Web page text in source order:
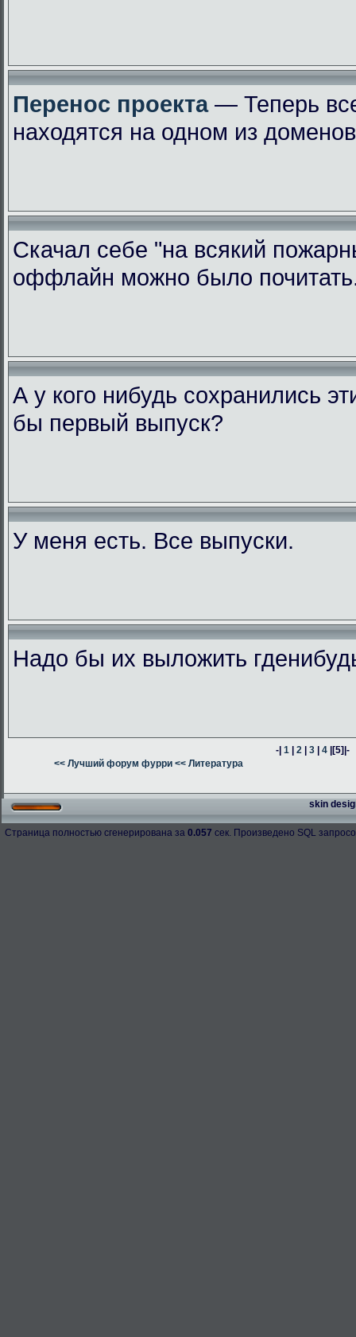
Перенос проекта— Теперь
находятся на одном из
Скачал себе "на всякий
оффлайн можно было
А у кого нибудь сохранились
бы первый выпуск?
У меня есть. Все выпуски.
Надо бы их выложить
-|1 |2 |3 |4 |[5]|-
<< Лучший форум фурри << Литература
skin
Страница полностью сгенерирована за 0.057 сек. Произведено SQL